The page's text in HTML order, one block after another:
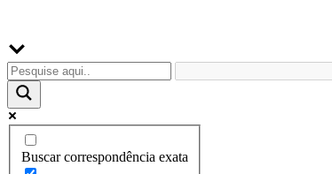
Buscar correspondência exata
Assine a Informe-CI NewsLetters